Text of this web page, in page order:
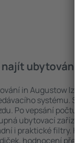
najít
in Augustow
systému.
Po vepsání
ubytovací
i praktické filtry.
hodnocení